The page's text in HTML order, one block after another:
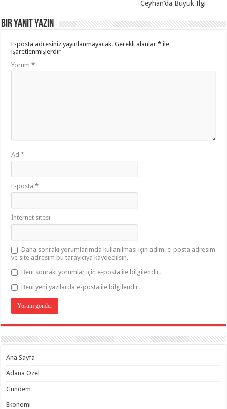
Ceyhan’da Büyük İlgi
Bir yanıt yazın
E-posta adresiniz yayınlanmayacak. Gerekli alanlar* ile
işaretlenmişlerdir
Yorum*
Ad*
E-posta*
İnternet sitesi
Daha sonraki yorumlarımda kullanılması için adım, e-posta adresim
ve site adresim bu tarayıcıya kaydedilsin.
Beni sonraki yorumlar için e-posta ile bilgilendir.
Beni yeni yazılarda e-posta ile bilgilendir.
Ana Sayfa
Adana Özel
Gündem
Ekonomi